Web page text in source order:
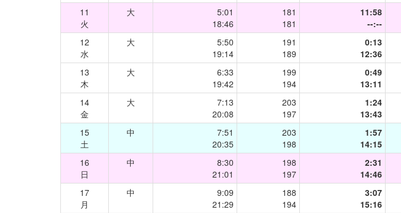
11
火
大
5:01
18:46
181
181
11:58
--:--
12
水
大
5:50
19:14
191
189
0:13
12:36
13
木
大
6:33
19:42
199
194
0:49
13:11
14
金
大
7:13
20:08
203
197
1:24
13:43
15
土
中
7:51
20:35
203
198
1:57
14:15
16
日
中
8:30
21:01
198
197
2:31
14:46
17
月
中
9:09
21:29
188
194
3:07
15:16